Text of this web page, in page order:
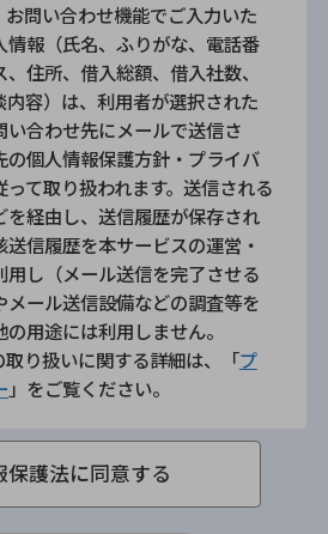
問い合わせ機能でご入力いた
情報（氏名、ふりがな、電話番
住所、借入総額、借入社数、
内容）は、利用者が選択された
い合わせ先にメールで送信さ
の個人情報保護方針・プライバ
て取り扱われます。送信される
を経由し、送信履歴が保存され
信履歴を本サービスの運営・
し（メール送信を完了させる
メール送信設備などの調査等を
用途には利用しません。
り扱いに関する詳細は、「プ
」をご覧ください。
保護法に同意する